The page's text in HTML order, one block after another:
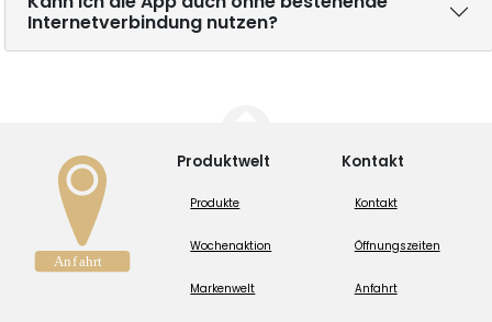
Internetverbindung nutzen?
Produktwelt
Produkte
Wochenaktion
Markenwelt
Kontakt
Kontakt
Öffnungszeiten
Anfahrt